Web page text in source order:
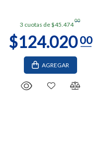
3 cuotas de $45.474
00
AGREGAR